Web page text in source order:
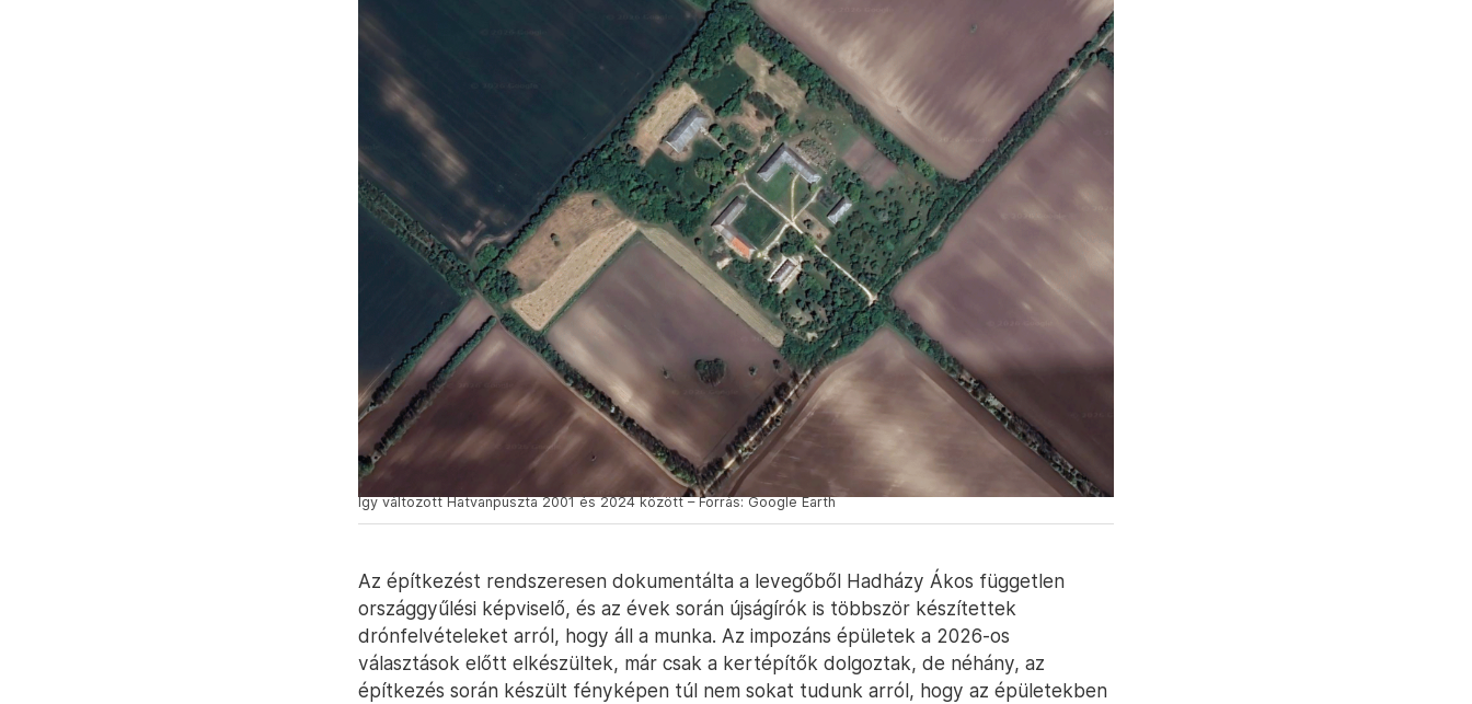
Így változott Hatvanpuszta 2001 és 2024 között – Forrás: Google Earth
Az építkezést rendszeresen dokumentálta a levegőből Hadházy Ákos független
országgyűlési képviselő, és az évek során újságírók is többször készítettek
drónfelvételeket arról, hogy áll a munka. Az impozáns épületek a 2026-os
választások előtt elkészültek, már csak a kertépítők dolgoztak, de néhány, az
építkezés során készült fényképen túl nem sokat tudunk arról, hogy az épületekben